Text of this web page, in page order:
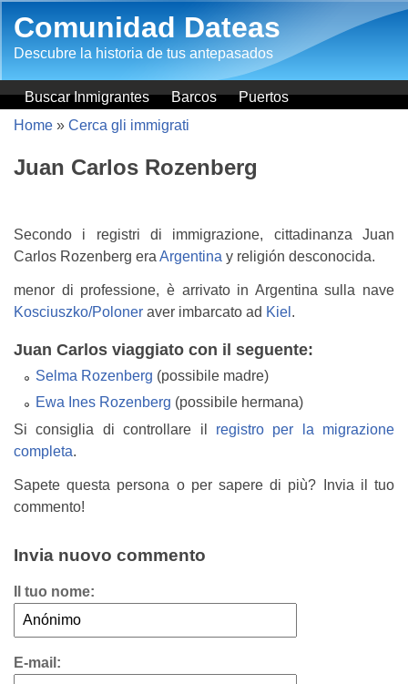
Comunidad Dateas
Descubre la historia de tus antepasados
Buscar Inmigrantes Barcos
Puertos
Home » Cerca gli immigrati
Juan Carlos Rozenberg
Secondo i registri di immigrazione, cittadinanza Juan
Carlos Rozenberg era Argentina y religión desconocida.
menor di professione, è arrivato in Argentina sulla nave
Kosciuszko/Poloner aver imbarcato ad Kiel .
Juan Carlos viaggiato con il seguente:
Selma Rozenberg (possibile madre)
Ewa Ines Rozenberg (possibile hermana)
Si consiglia di controllare il registro per la migrazione
completa.
Sapete questa persona o per sapere di più? Invia il tuo
commento!
Invia nuovo commento
Il tuo nome:
E-mail: